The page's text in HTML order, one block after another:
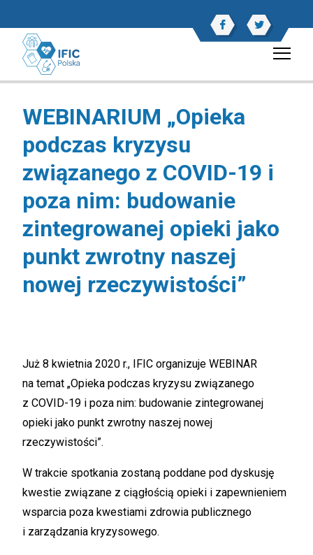
WEBINARIUM „Opieka
podczas kryzysu
związanego z COVID-19 i
poza nim: budowanie
zintegrowanej opieki jako
punkt zwrotny naszej
nowej rzeczywistości”
Już 8 kwietnia 2020 r., IFIC organizuje WEBINAR
na temat „Opieka podczas kryzysu związanego
z COVID-19 i poza nim: budowanie zintegrowanej
opieki jako punkt zwrotny naszej nowej
rzeczywistości”.
W trakcie spotkania zostaną poddane pod dyskusję
kwestie związane z ciągłością opieki i zapewnieniem
wsparcia poza kwestiami zdrowia publicznego
i zarządzania kryzysowego.